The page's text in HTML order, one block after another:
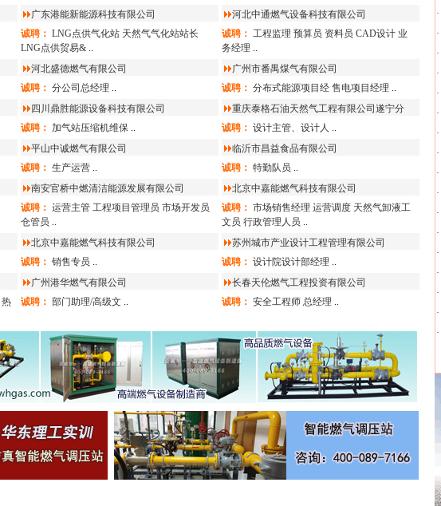
·
·
·
·
·
·
·
·
·
·
·
·
·
·
·
·
·
广东港能新能源科技有限公司
诚聘： LNG点供气化站 天然气气化站站长
LNG点供贸易& ..
河北中通燃气设备科技有限公司
诚聘： 工程监理 预算员 资料员 CAD设计 业
务经理 ..
河北盛德燃气有限公司
诚聘： 分公司总经理 ..
广州市番禺煤气有限公司
诚聘： 分布式能源项目经 售电项目经理 ..
四川鼎胜能源设备科技有限公司
诚聘： 加气站压缩机维保 ..
重庆泰格石油天然气工程有限公司遂宁分
诚聘： 设计主管、设计人 ..
平山中诚燃气有限公司
诚聘： 生产运营 ..
临沂市昌益食品有限公司
诚聘： 特勤队员 ..
南安官桥中燃清洁能源发展有限公司
诚聘： 运营主管 工程项目管理员 市场开发员
仓管员 ..
北京中嘉能燃气科技有限公司
诚聘： 市场销售经理 运营调度 天然气卸液工
文员 行政管理人员 ..
北京中嘉能燃气科技有限公司
诚聘： 销售专员 ..
苏州城市产业设计工程管理有限公司
诚聘： 设计院设计部经理 ..
热
广州港华燃气有限公司
诚聘： 部门助理/高级文 ..
长春天伦燃气工程投资有限公司
诚聘： 安全工程师 总经理 ..